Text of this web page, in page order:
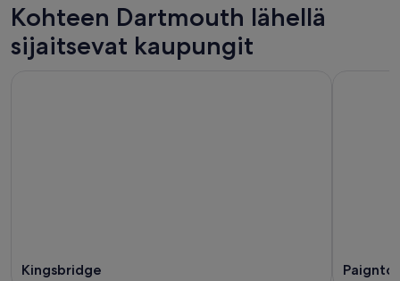
Kohteen Dartmouth lähellä
sijaitsevat kaupungit
Kingsbridge